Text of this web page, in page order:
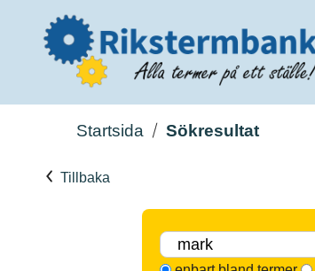
Startsida Sökresultat
Tillbaka